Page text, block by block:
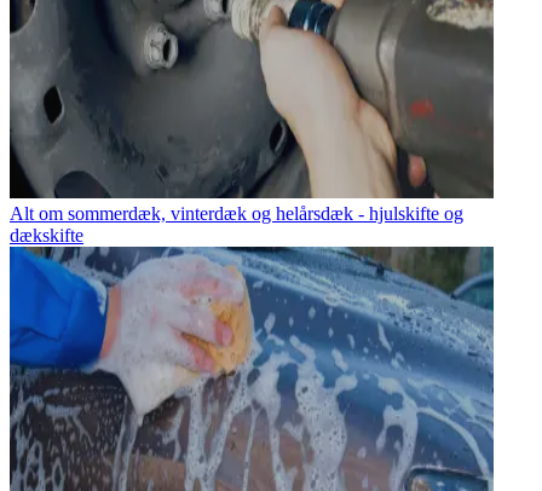
Alt om sommerdæk, vinterdæk og helårsdæk - hjulskifte og
dækskifte